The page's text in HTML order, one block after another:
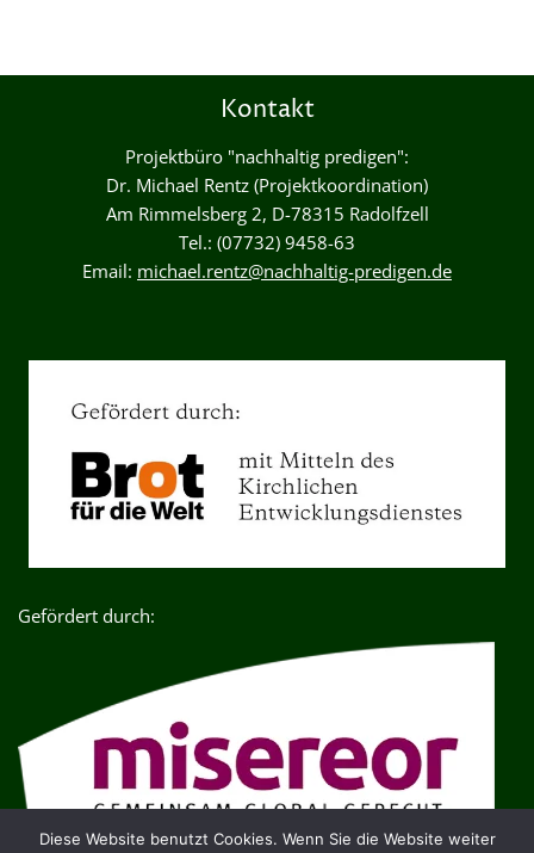
Kontakt
Projektbüro "nachhaltig predigen":
Dr. Michael Rentz (Projektkoordination)
Am Rimmelsberg 2, D-78315 Radolfzell
Tel.: (07732) 9458-63
Email: michael.rentz@nachhaltig-predigen.de
Gefördert durch:
Diese Website benutzt Cookies. Wenn Sie die Website weiter